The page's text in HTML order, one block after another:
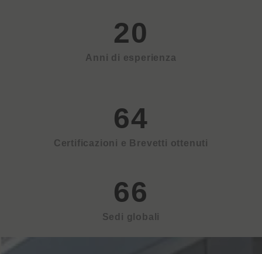
Anni di esperienza
20
Certificazioni e Brevetti ottenuti
64
Sedi globali
66